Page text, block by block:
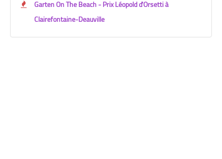
Garten On The Beach - Prix Léopold d'Orsetti à
Clairefontaine-Deauville